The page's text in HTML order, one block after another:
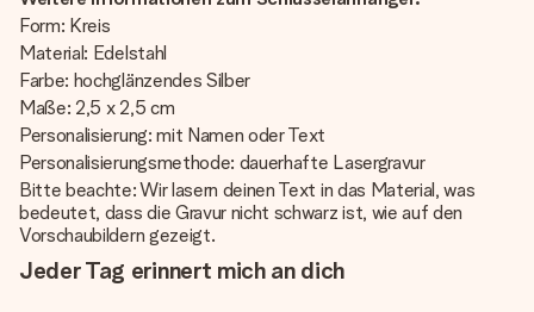
Form: Kreis
Material: Edelstahl
Farbe: hochglänzendes Silber
Maße: 2,5 x 2,5 cm
Personalisierung: mit Namen oder Text
Personalisierungsmethode: dauerhafte Lasergravur
Bitte beachte: Wir lasern deinen Text in das Material, was
bedeutet, dass die Gravur nicht schwarz ist, wie auf den
Vorschaubildern gezeigt.
Jeder Tag erinnert mich an dich